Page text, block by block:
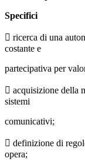
Specifici
 ricerca di una
costante e
partecipativa per
 acquisizione della
sistemi
comunicativi;
 definizione di
opera;